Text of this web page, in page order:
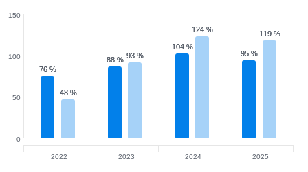
76 %
76 %
88 %
88 %
104 %
104 %
95 %
95 %
48 %
48 %
93 %
93 %
124 %
124 % 119 %
119 %
0
50
100
150
2022 2023 2024 2025